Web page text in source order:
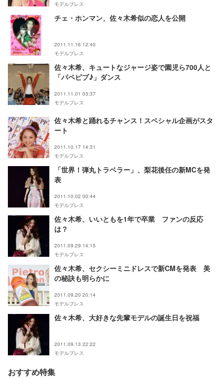
モデルプレス
チェ・ホンマン、佐々木希似の恋人を公開
2011.11.16 12:40
モデルプレス
佐々木希、キュートなジャージ姿で園児ら700人と
「パペピプ♪」ダンス
2011.11.01 03:37
モデルプレス
佐々木希と踊れるチャンス！スペシャル企画がスタ
ート
2011.10.17 14:31
モデルプレス
「世界！弾丸トラベラー」、梨花後任の新MCを発
表
2011.10.02 00:44
モデルプレス
佐々木希、いいともを1年で卒業 ファンの反応
は？
2011.09.29 14:15
モデルプレス
佐々木希、セクシーミニドレスで新CMを発表 美
の秘訣も明らかに
2011.09.20 20:14
モデルプレス
佐々木希、大好きな先輩モデルの誕生日を祝福
2011.09.13 22:22
モデルプレス
おすすめ特集